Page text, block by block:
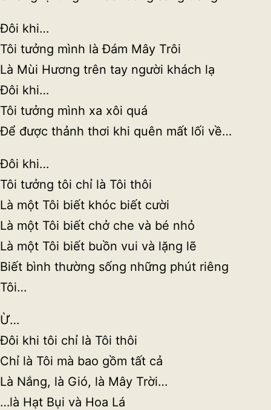
Đôi khi…
Tôi tưởng mình là Đám Mây Trôi
Là Mùi Hương trên tay người khách lạ
Đôi khi…
Tôi tưởng mình xa xôi quá
Để được thảnh thơi khi quên mất lối về…
Đôi khi…
Tôi tưởng tôi chỉ là Tôi thôi
Là một Tôi biết khóc biết cười
Là một Tôi biết chở che và bé nhỏ
Là một Tôi biết buồn vui và lặng lẽ
Biết bình thường sống những phút riêng
Tôi…
Ừ…
Đôi khi tôi chỉ là Tôi thôi
Chỉ là Tôi mà bao gồm tất cả
Là Nắng, là Gió, là Mây Trời…
…là Hạt Bụi và Hoa Lá